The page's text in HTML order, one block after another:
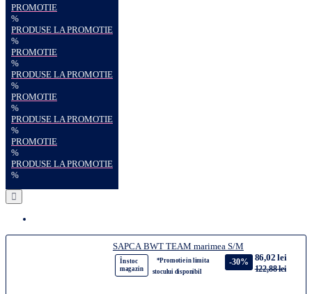
PROMOTIE
%
PRODUSE LA PROMOTIE
%
PROMOTIE
%
PRODUSE LA PROMOTIE
%
PROMOTIE
%
PRODUSE LA PROMOTIE
%
PROMOTIE
%
PRODUSE LA PROMOTIE
%
SAPCA BWT TEAM marimea S/M
În stoc
magazin
*Promotie in limita
stocului disponibil
-30% 86,02 lei
122,88 lei